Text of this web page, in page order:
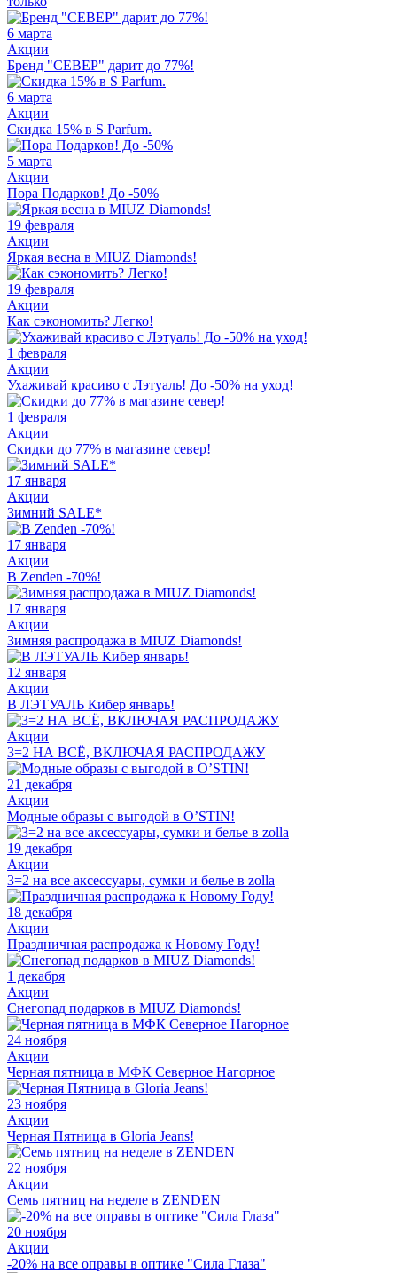
6 марта
Акции
Бренд "СЕВЕР" дарит до 77%!
6 марта
Акции
Скидка 15% в S Parfum.
5 марта
Акции
Пора Подарков! До -50%
19 февраля
Акции
Яркая весна в MIUZ Diamonds!
19 февраля
Акции
Как сэкономить? Легко!
1 февраля
Акции
Ухаживай красиво с Лэтуаль! До -50% на уход!
1 февраля
Акции
Скидки до 77% в магазине север!
17 января
Акции
Зимний SALE*
17 января
Акции
В Zenden -70%!
17 января
Акции
Зимняя распродажа в MIUZ Diamonds!
12 января
Акции
В ЛЭТУАЛЬ Кибер январь!
Акции
3=2 НА ВСЁ, ВКЛЮЧАЯ РАСПРОДАЖУ
21 декабря
Акции
Модные образы с выгодой в O’STIN!
19 декабря
Акции
3=2 на все аксессуары, сумки и белье в zolla
18 декабря
Акции
Праздничная распродажа к Новому Году!
1 декабря
Акции
Снегопад подарков в MIUZ Diamonds!
24 ноября
Акции
Черная пятница в МФК Северное Нагорное
23 ноября
Акции
Черная Пятница в Gloria Jeans!
22 ноября
Акции
Семь пятниц на неделе в ZENDEN
20 ноября
Акции
-20% на все оправы в оптике "Сила Глаза"